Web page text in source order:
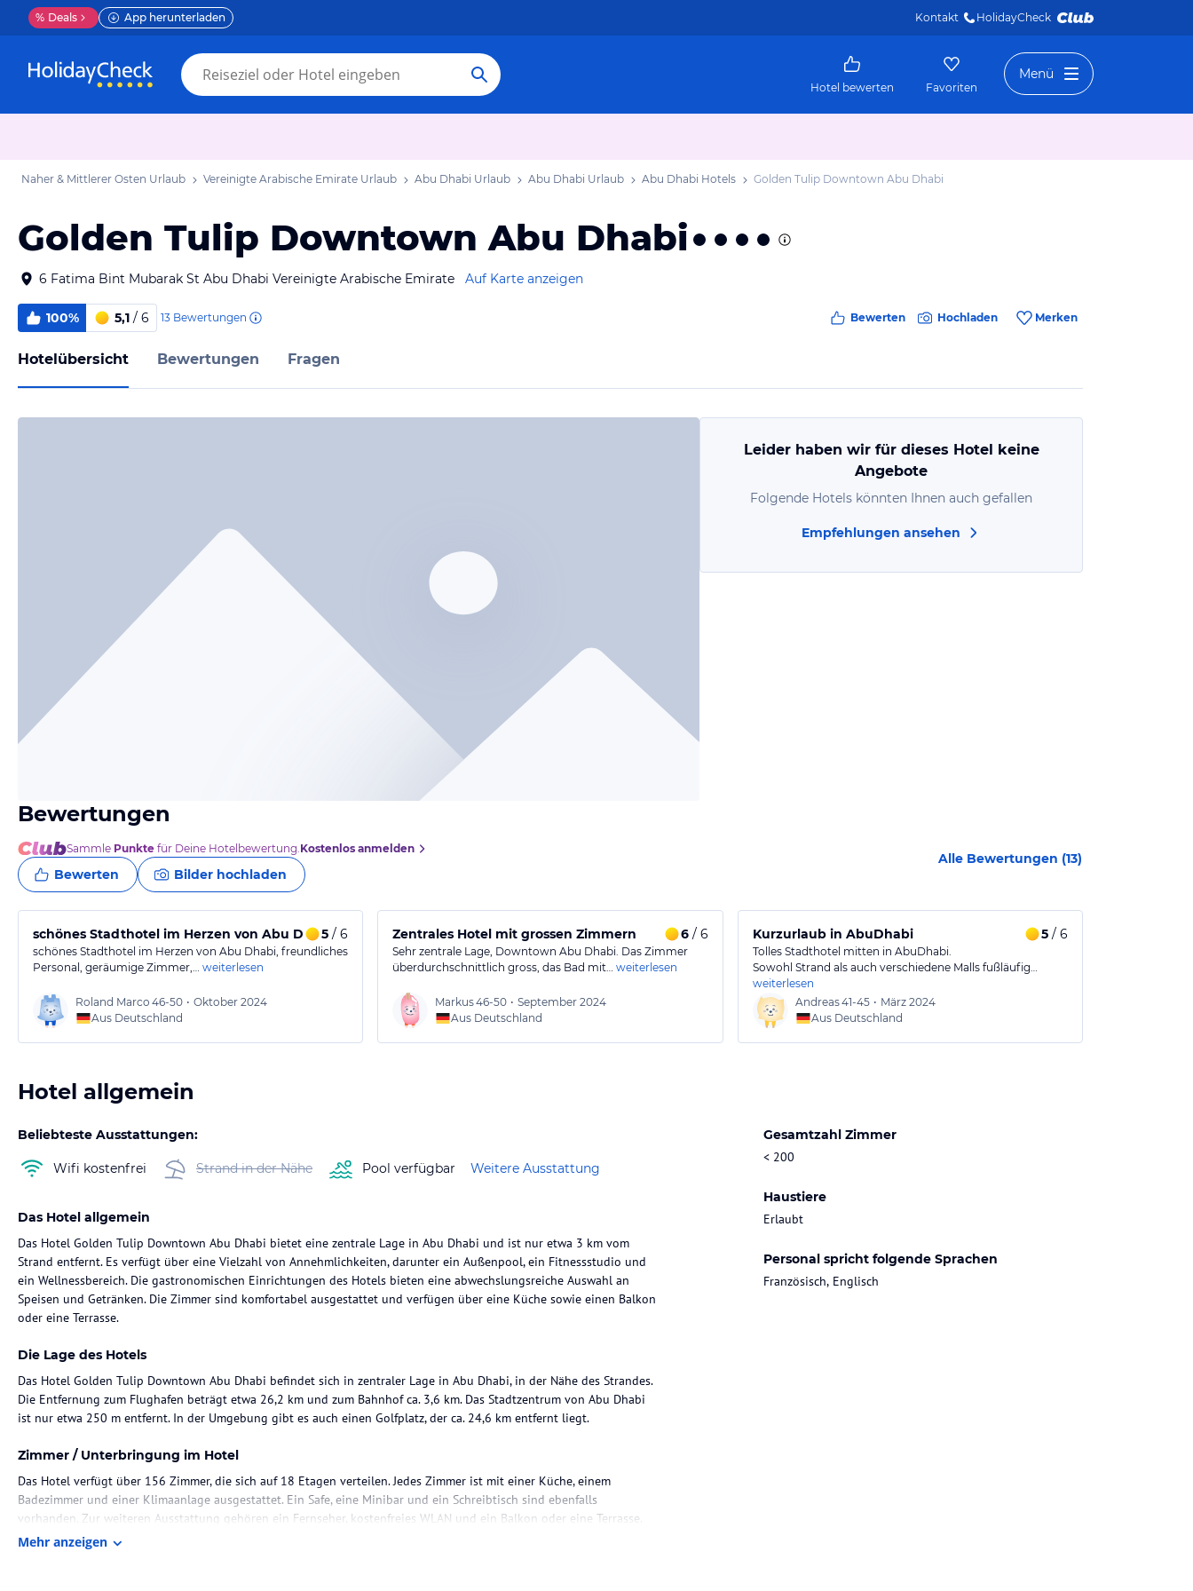
% Deals App herunterladen Kontakt HolidayCheck
Hotel bewerten Favoriten
Menü
Naher & Mittlerer Osten Urlaub Vereinigte Arabische Emirate Urlaub Abu Dhabi Urlaub Abu Dhabi Urlaub Abu Dhabi Hotels Golden Tulip Downtown Abu Dhabi
Golden Tulip Downtown Abu Dhabi
6 Fatima Bint Mubarak St Abu Dhabi Vereinigte Arabische Emirate Auf Karte anzeigen
100% 5,1 / 6 13 Bewertungen Bewerten Hochladen Merken
Hotelübersicht Bewertungen Fragen
Leider haben wir für dieses Hotel keine
Angebote
Folgende Hotels könnten Ihnen auch gefallen
Empfehlungen ansehen
Bewertungen
Sammle Punkte für Deine Hotelbewertung. Kostenlos anmelden
Bewerten Bilder hochladen
Alle Bewertungen (13)
schönes Stadthotel im Herzen von Abu Dhabi
5 / 6
schönes Stadthotel im Herzen von Abu Dhabi, freundliches
Personal, geräumige Zimmer,…
weiterlesen
Roland Marco 46-50 • Oktober 2024
Aus Deutschland
Zentrales Hotel mit grossen Zimmern 6/ 6
Sehr zentrale Lage, Downtown Abu Dhabi. Das Zimmer
überdurchschnittlich gross, das Bad mit…
weiterlesen
Markus46-50 • September 2024
Aus Deutschland
Kurzurlaub in AbuDhabi 5/ 6
Tolles Stadthotel mitten in AbuDhabi.
Sowohl Strand als auch verschiedene Malls fußläufig…
weiterlesen
Andreas41-45 • März 2024
Aus Deutschland
Hotel allgemein
Beliebteste Ausstattungen:
Wifi kostenfrei Strand in der Nähe Pool verfügbar Weitere Ausstattung
Gesamtzahl Zimmer
< 200
Haustiere
Erlaubt
Personal spricht folgende Sprachen
Französisch, Englisch
Das Hotel allgemein
Das Hotel Golden Tulip Downtown Abu Dhabi bietet eine zentrale Lage in Abu Dhabi und ist nur etwa 3 km vom
Strand entfernt. Es verfügt über eine Vielzahl von Annehmlichkeiten, darunter ein Außenpool, ein Fitnessstudio und
ein Wellnessbereich. Die gastronomischen Einrichtungen des Hotels bieten eine abwechslungsreiche Auswahl an
Speisen und Getränken. Die Zimmer sind komfortabel ausgestattet und verfügen über eine Küche sowie einen Balkon
oder eine Terrasse.
Die Lage des Hotels
Das Hotel Golden Tulip Downtown Abu Dhabi befindet sich in zentraler Lage in Abu Dhabi, in der Nähe des Strandes.
Die Entfernung zum Flughafen beträgt etwa 26,2 km und zum Bahnhof ca. 3,6 km. Das Stadtzentrum von Abu Dhabi
ist nur etwa 250 m entfernt. In der Umgebung gibt es auch einen Golfplatz, der ca. 24,6 km entfernt liegt.
Zimmer / Unterbringung im Hotel
Das Hotel verfügt über 156 Zimmer, die sich auf 18 Etagen verteilen. Jedes Zimmer ist mit einer Küche, einem
Badezimmer und einer Klimaanlage ausgestattet. Ein Safe, eine Minibar und ein Schreibtisch sind ebenfalls
vorhanden. Zur weiteren Ausstattung gehören ein Fernseher, kostenfreies WLAN und ein Balkon oder eine Terrasse.
Mehr anzeigen